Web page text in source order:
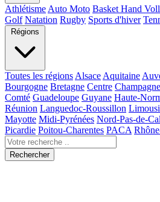
Athlétisme Auto Moto Basket Hand
Golf Natation Rugby Sports d'hiver
Régions
Toutes les régions Alsace Aquitaine
Bourgogne Bretagne Centre
Comté Guadeloupe Guyane Haute-
Réunion Languedoc-Roussillon
Mayotte Midi-Pyrénées Nord-Pas-de-
Picardie Poitou-Charentes PACA
Rechercher